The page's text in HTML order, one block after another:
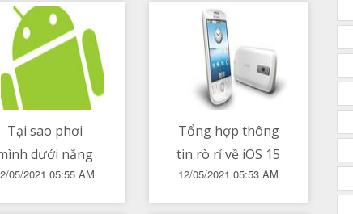
gì đặc biệt
Tại sao phơi
dưới nắng
da sạm đi còn
lại sáng màu
05/2021 05:55 AM
Tổng hợp thông
tin rò rỉ về iOS 15
- nâng cấp
thông báo, đổi
12/05/2021 05:53 AM